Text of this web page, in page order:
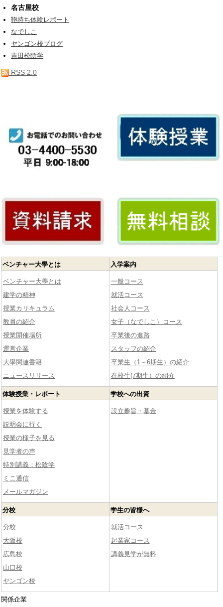
名古屋校
鞄持ち体験レポート
なでしこ
ヤンゴン校ブログ
吉田松陰学
RSS 2.0
ベンチャー大學とは
ベンチャー大學とは
建学の精神
授業カリキュラム
教員の紹介
授業開催場所
運営企業
大學関連書籍
ニュースリリース
入学案内
一般コース
就活コース
社会人コース
女子（なでしこ）コース
卒業後の進路
スタッフの紹介
卒業生（1～6期生）の紹介
在校生(7期生）の紹介
体験授業・レポート
授業を体験する
説明会に行く
授業の様子を見る
見学者の声
特別講義：松陰学
ミニ通信
メールマガジン
学校への出資
設立趣旨・基金
分校
分校
大阪校
広島校
山口校
ヤンゴン校
学生の皆様へ
就活コース
起業家コース
講義見学が無料
関係企業